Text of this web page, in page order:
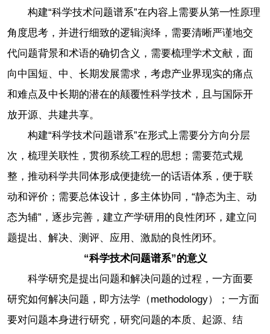
构建“科学技术问题谱系”在内容上需要从第一性原理
角度思考，并进行细致的逻辑演绎，需要清晰严谨地交
代问题背景和术语的确切含义，需要梳理学术文献，面
向中国短、中、长期发展需求，考虑产业界现实的痛点
和难点及中长期的潜在的颠覆性科学技术，且与国际开
放开源、共建共享。
构建“科学技术问题谱系”在形式上需要分方向分层
次，梳理关联性，贯彻系统工程的思想；需要范式规
整，推动科学共同体形成便捷统一的话语体系，便于联
动和评价；需要总体设计，多主体协同，“静态为主、动
态为辅”，逐步完善，建立产学研用的良性闭环，建立问
题提出、解决、测评、应用、激励的良性闭环。
“科学技术问题谱系”的意义
科学研究是提出问题和解决问题的过程，一方面要
研究如何解决问题，即方法学（methodology）；一方面
要对问题本身进行研究，研究问题的本质、起源、结